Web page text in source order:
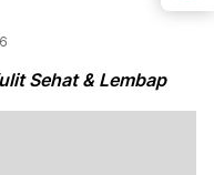
Sehat & Lembap